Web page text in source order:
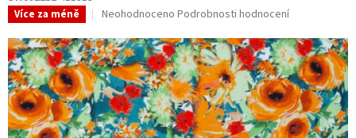
Více za méně
Průměrné
produktu
je
0,0
z
5
hvězdiček.
Neohodnoceno Podrobnosti hodnocení